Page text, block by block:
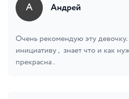
Очень рекомендую эту
инициативу , знает что и как
прекрасна .
А Андрей